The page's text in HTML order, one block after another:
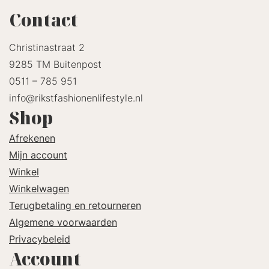
Contact
Christinastraat 2
9285 TM Buitenpost
0511 – 785 951
info@rikstfashionenlifestyle.nl
Shop
Afrekenen
Mijn account
Winkel
Winkelwagen
Terugbetaling en retourneren
Algemene voorwaarden
Privacybeleid
Account